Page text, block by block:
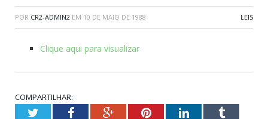
POR CR2-ADMIN2 EM 10 DE MAIO DE 1988 LEIS
Clique aqui para visualizar
COMPARTILHAR:
TwitterFacebookGoogle+PinterestLinkedInTumblr